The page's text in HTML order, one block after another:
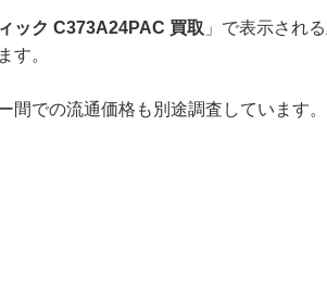
ック C373A24PAC 買取 」で表示され
す。
間での流通価格も別途調査しています。